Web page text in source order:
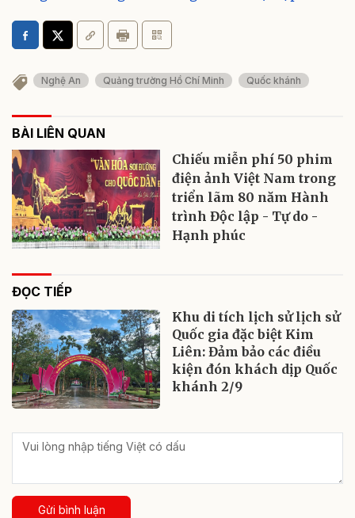
Nghệ An Quảng trường Hồ Chí Minh Quốc khánh
BÀI LIÊN QUAN
Chiếu miễn phí 50 phim
điện ảnh Việt Nam trong
triển lãm 80 năm Hành
trình Độc lập - Tự do -
Hạnh phúc
ĐỌC TIẾP
Khu di tích lịch sử lịch sử
Quốc gia đặc biệt Kim
Liên: Đảm bảo các điều
kiện đón khách dịp Quốc
khánh 2/9
Gửi bình luận